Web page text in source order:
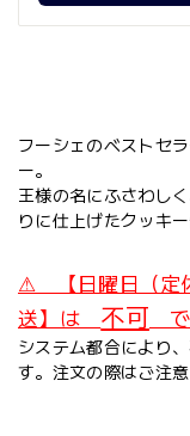
フーシェのベストセ
ー。
王様の名にふさわし
りに仕上げたクッキー
⚠ 【日曜日（定
送】は 不可 で
システム都合により
す。注文の際はご注意